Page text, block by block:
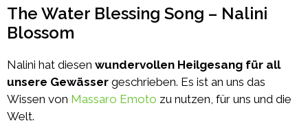
The Water Blessing Song – Nalini
Blossom
Nalini hat diesen wundervollen Heilgesang für all
unsere Gewässer geschrieben. Es ist an uns das
Wissen von Massaro Emoto zu nutzen, für uns und die
Welt.